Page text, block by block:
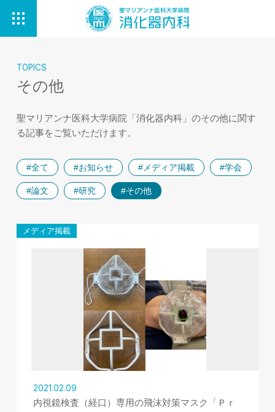
TOPICS
その他
聖マリアンナ医科大学病院「消化器内科」のその他に関す
る記事をご覧いただけます。
#全て #お知らせ #メディア掲載 #学会
#論文 #研究 #その他
メディア掲載
2021.02.09
内視鏡検査（経口）専用の飛沫対策マスク「Ｐｒ